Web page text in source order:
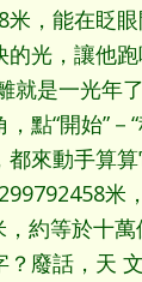
米 ， 能在眨
的光 ， 讓他
就是一光年了
， 點“開始”－
都來動手算算
米 ，
， 約等於十
？廢話 ， 天